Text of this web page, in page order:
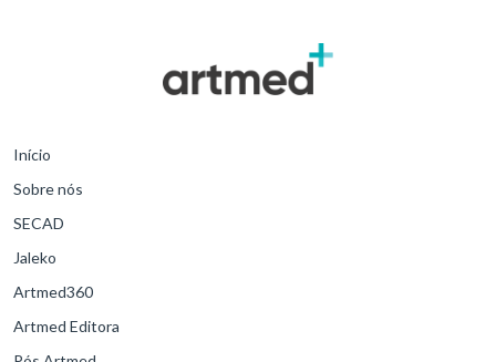
Início
Sobre nós
SECAD
Jaleko
Artmed360
Artmed Editora